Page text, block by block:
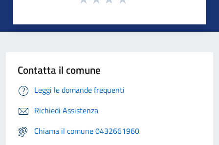
Contatta il comune
Leggi le domande frequenti
Richiedi Assistenza
Chiama il comune 0432661960